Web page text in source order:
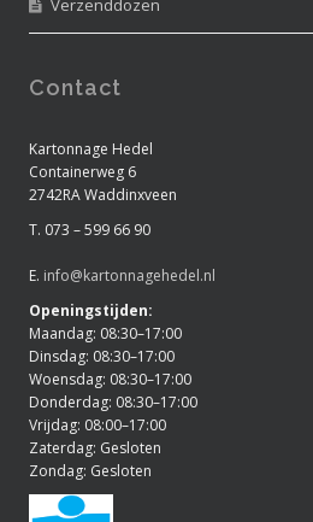
Verzenddozen
Contact
Kartonnage Hedel
Containerweg 6
2742RA Waddinxveen
T. 073 – 599 66 90
E. info@kartonnagehedel.nl
Openingstijden:
Maandag: 08:30–17:00
Dinsdag: 08:30–17:00
Woensdag: 08:30–17:00
Donderdag: 08:30–17:00
Vrijdag: 08:00–17:00
Zaterdag: Gesloten
Zondag: Gesloten